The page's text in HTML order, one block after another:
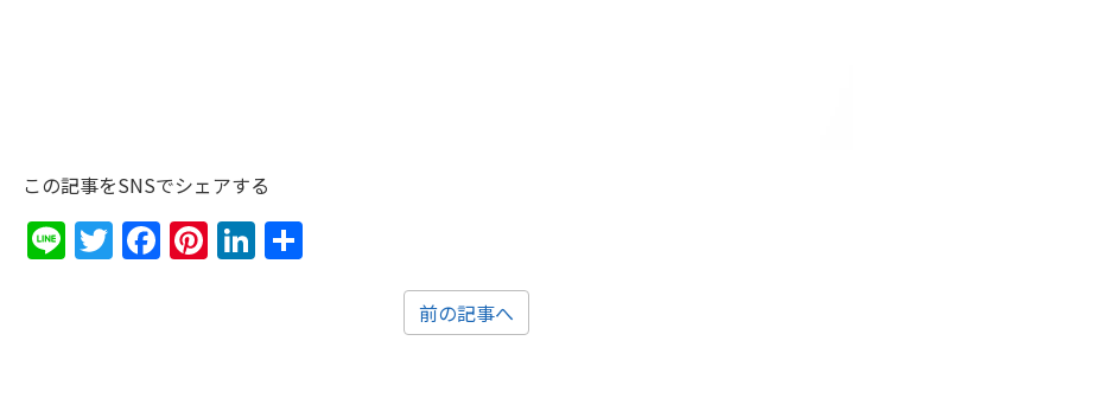
この記事をSNSでシェアする
LineTwitter
Facebook
Pinterest
LinkedIn
前の記事へ